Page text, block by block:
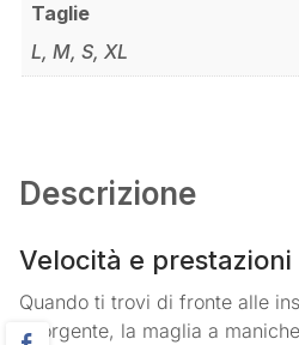
Taglie
L, M, S, XL
Descrizione
Velocità e
Quando ti trovi di fronte alle
sporgente, la maglia a